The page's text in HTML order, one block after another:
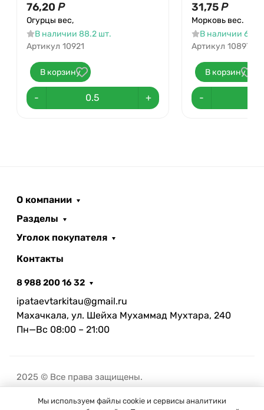
76,20 Р
Огурцы вес,
В наличии 88.2 шт.
Артикул 10921
В корзину
- +
31,75Р
Морковь вес.
В наличии 66.2
Артикул 10897
В корзину
-
О компании
Разделы
Уголок покупателя
Контакты
8 988 200 16 32
ipataevtarkitau@gmail.ru
Махачкала, ул. Шейха Мухаммад Мухтара, 240
Пн—Вс 08:00 – 21:00
2025 © Все права защищены.
Мы используем файлы cookie и сервисы аналитики